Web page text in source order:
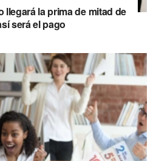
la prima de mitad de
será el pago